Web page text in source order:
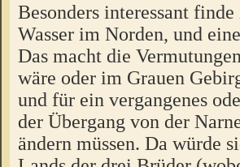
Besonders interessant
Wasser im Norden, und
Das macht die
wäre oder im Grauen
und für ein vergangenes
der Übergang von der
ändern müssen. Da würde